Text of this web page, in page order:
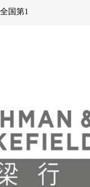
国第1